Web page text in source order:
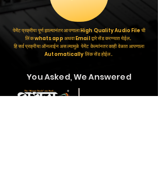
पेमेंट प्रक्रीया पूर्ण झाल्यानंतर आपणाला High Quality Audio File ची
लिंक whats app अथवा Email द्वारे सेंड करण्यात येईल.
हि सर्व प्रक्रीया ऑनलाईन असल्यामुळे पेमेंट केल्यांनतर काही वेळात आपणाला
Automatically लिंक सेंड होईल.
You Asked, We Answered
Send Whatsapp